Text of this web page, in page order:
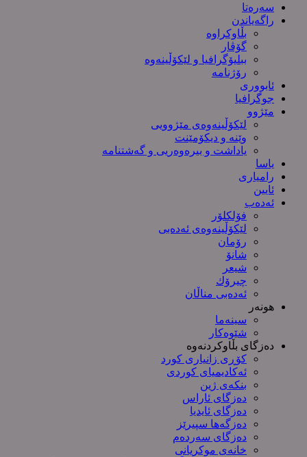
سەرەتا
راگەیاندن
بڵاوکراوە
گۆڤار
ببلیۆگرافیا و لێکۆڵینەوە
رۆژنامە
ئابووری
جوگرافیا
مێژوو
لێکۆڵینەوەی مێژوویی
وێنە و دیکۆمێنت
یاداشت و بیره‌وه‌ریی و گەشتنامە
یاسا
رامیاری
ئایین
ئەدەب
فۆلکلۆر
لێکۆڵینەوەی ئەدەبی
رۆمان
شانۆ
شیعر
چیرۆك
ئەدەبی مناڵان
هونەر
سینەما
شێوەکار
دەزگای بڵاوکردنەوە
کۆڕی زانیاری کورد
ئەکادیمیای کوردی
بنکەی ژین
دەزگای ئاراس
دەزگای ئایدیا
دەزگەها سپیرێز
دەزگای سەردەم
خانەی موکریانی